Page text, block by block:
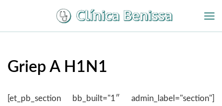
inhoud
Griep A H1N1
[et_pb_section bb_built="1″ admin_label="section"]